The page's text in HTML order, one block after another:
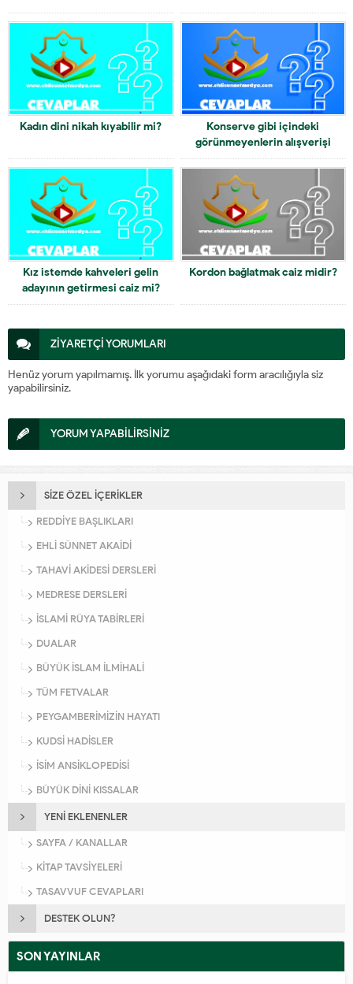
Kadın dini nikah kıyabilir mi?
Konserve gibi içindeki
görünmeyenlerin alışverişi
dinen caiz midir?
Kız istemde kahveleri gelin
adayının getirmesi caiz mi?
Kordon bağlatmak caiz midir?
ZİYARETÇİ YORUMLARI
Henüz yorum yapılmamış. İlk yorumu aşağıdaki form aracılığıyla siz
yapabilirsiniz.
YORUM YAPABİLİRSİNİZ
SİZE ÖZEL İÇERİKLER
REDDİYE BAŞLIKLARI
EHLİ SÜNNET AKAİDİ
TAHAVİ AKİDESİ DERSLERİ
MEDRESE DERSLERİ
İSLAMİ RÜYA TABİRLERİ
DUALAR
BÜYÜK İSLAM İLMİHALİ
TÜM FETVALAR
PEYGAMBERİMİZİN HAYATI
KUDSİ HADİSLER
İSİM ANSİKLOPEDİSİ
BÜYÜK DİNİ KISSALAR
YENİ EKLENENLER
SAYFA / KANALLAR
KİTAP TAVSİYELERİ
TASAVVUF CEVAPLARI
DESTEK OLUN?
SON YAYINLAR